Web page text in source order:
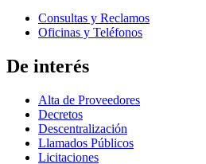
Consultas y Reclamos
Oficinas y Teléfonos
De interés
Alta de Proveedores
Decretos
Descentralización
Llamados Públicos
Licitaciones